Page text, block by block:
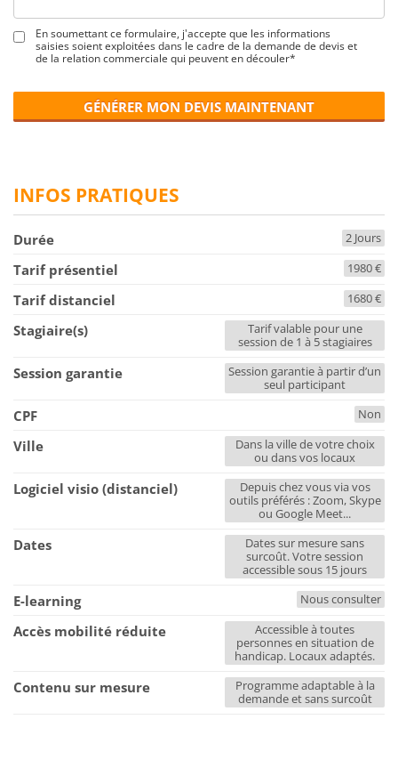
En soumettant ce formulaire, j'accepte que les informations
saisies soient exploitées dans le cadre de la demande de devis et
de la relation commerciale qui peuvent en découler*
GÉNÉRER MON DEVIS MAINTENANT
INFOS PRATIQUES
Durée 2 Jours
Tarif présentiel 1980 €
Tarif distanciel 1680 €
Stagiaire(s)
Tarif valable pour une
session de 1 à 5 stagiaires
Session garantie
Session garantie à partir d’un
seul participant
CPF Non
Ville
Dans la ville de votre choix
ou dans vos locaux
Logiciel visio (distanciel)
Depuis chez vous via vos
outils préférés : Zoom, Skype
ou Google Meet...
Dates
Dates sur mesure sans
surcoût. Votre session
accessible sous 15 jours
E-learning Nous consulter
Accès mobilité réduite
Accessible à toutes
personnes en situation de
handicap. Locaux adaptés.
Contenu sur mesure
Programme adaptable à la
demande et sans surcoût